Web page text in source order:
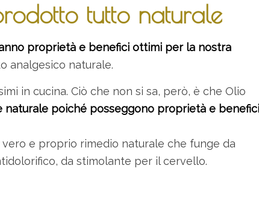
tutto naturale
proprietà e benefici ottimi per la nostra
analgesico naturale.
in cucina. Ciò che non si sa, però, è che Olio
naturale poiché posseggono proprietà e benefici
e proprio rimedio naturale che funge da
da stimolante per il cervello.